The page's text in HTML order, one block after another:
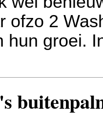
ofzo 2
hun groei.